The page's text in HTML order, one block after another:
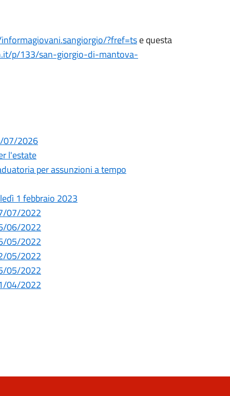
?fref=tse questa
p/133/san-giorgio-di-mantova-
07/2026
l'estate
per assunzioni a tempo
1 febbraio 2023
07/2022
06/2022
05/2022
05/2022
05/2022
04/2022